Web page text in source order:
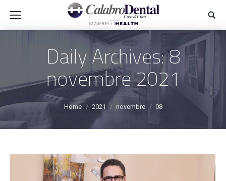
Daily Archives:8
novembre 2021
You are here:
Home 2021 novembre 08